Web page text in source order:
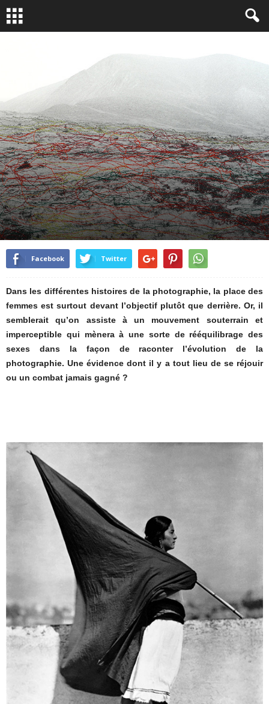
LA QUESTION PHOTO
By Bruno Dubreuil- Avr 8, 2015 4551
1
Facebook
Twitter
Dans les différentes histoires de la photographie, la place des
femmes est surtout devant l’objectif plutôt que derrière. Or, il
semblerait qu’on assiste à un mouvement souterrain et
imperceptible qui mènera à une sorte de rééquilibrage des
sexes dans la façon de raconter l’évolution de la
photographie. Une évidence dont il y a tout lieu de se réjouir
ou un combat jamais gagné ?